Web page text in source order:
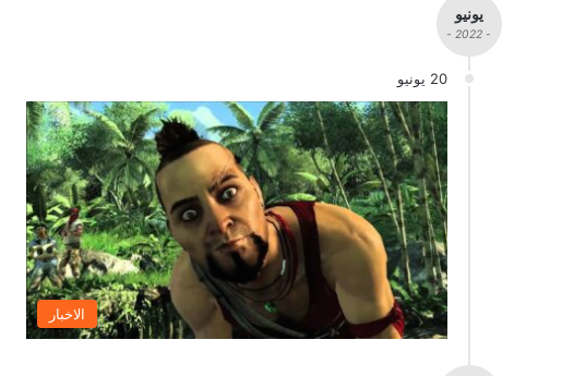
يونيو
- 2022 -
20 يونيو
الاخبار